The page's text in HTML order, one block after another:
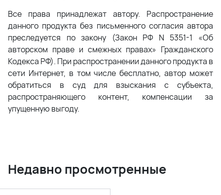
Все права принадлежат автору. Распространение
данного продукта без письменного согласия автора
преследуется по закону (Закон РФ N 5351-1 «Об
авторском праве и смежных правах» Гражданского
Кодекса РФ). При распространении данного продукта в
сети Интернет, в том числе бесплатно, автор может
обратиться в суд для взыскания с субъекта,
распространяющего контент, компенсации за
упущенную выгоду.
Недавно просмотренные